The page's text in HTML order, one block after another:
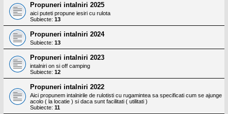
Propuneri intalniri 2025
aici puteti propune iesiri cu rulota
Subiecte: 13
Propuneri intalniri 2024
Subiecte: 13
Propuneri intalniri 2023
intalniri on si off camping
Subiecte: 12
Propuneri intalniri 2022
Aici propunem intalnirile de rulotisti cu rugamintea sa specificati cum se ajunge
acolo ( la locatie ) si daca sunt facilitati ( utilitati )
Subiecte: 11